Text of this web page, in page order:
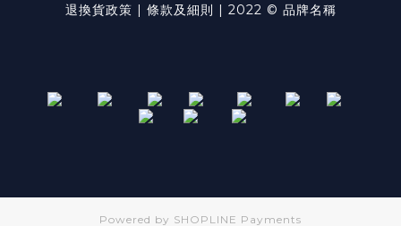
退換貨政策 | 條款及細則 | 2022 © 品牌名稱
Powered by SHOPLINE Payments